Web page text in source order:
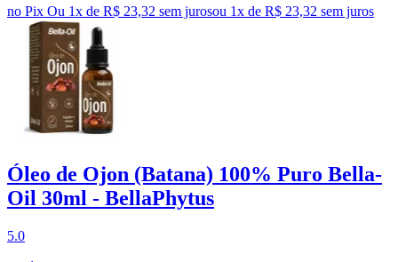
no Pix Ou 1x de R$ 23,32 sem jurosou 1x de R$ 23,32 sem juros
Óleo de Ojon (Batana) 100% Puro Bella-
Oil 30ml - BellaPhytus
5.0